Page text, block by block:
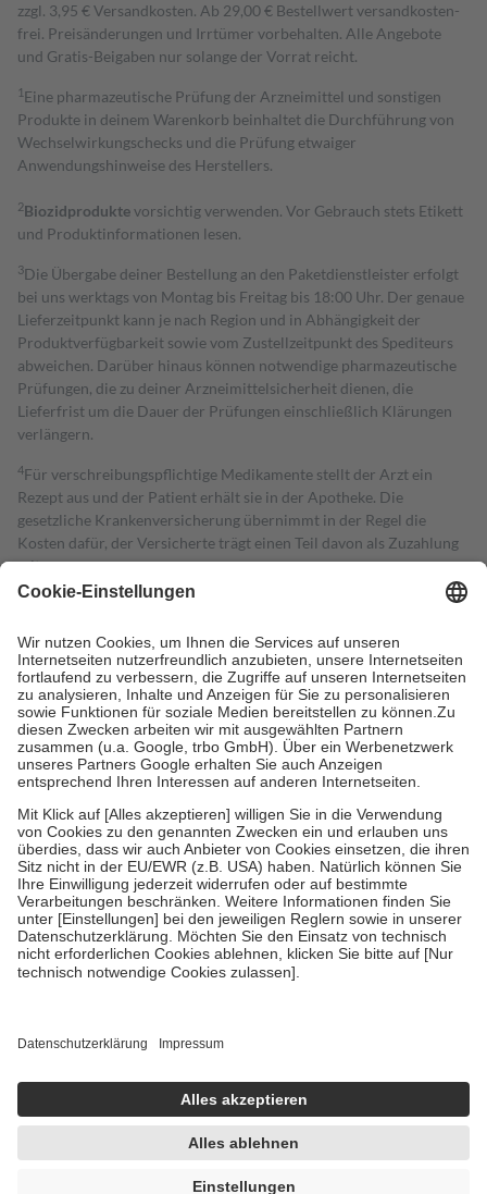
zzgl. 3,95 € Versandkosten. Ab 29,00 € Bestell­wert versand­kosten­
frei. Preisänderungen und Irrtümer vorbehalten. Alle Angebote
und Gratis-Beigaben nur solange der Vorrat reicht.
1 Eine pharmazeutische Prüfung der Arzneimittel und sonstigen
Produkte in deinem Warenkorb beinhaltet die Durchführung von
Wechselwirkungschecks und die Prüfung etwaiger
Anwendungshinweise des Herstellers.
2Biozidproduktevorsichtig verwenden. Vor Gebrauch stets Etikett
und Produktinformationen lesen.
3Die Übergabe deiner Bestellung an den Paketdienstleister erfolgt
bei uns werktags von Montag bis Freitag bis 18:00 Uhr. Der genaue
Lieferzeitpunkt kann je nach Region und in Abhängigkeit der
Produktverfügbarkeit sowie vom Zustellzeitpunkt des Spediteurs
abweichen. Darüber hinaus können notwendige pharmazeutische
Prüfungen, die zu deiner Arzneimittelsicherheit dienen, die
Lieferfrist um die Dauer der Prüfungen einschließlich Klärungen
verlängern.
4Für verschreibungspflichtige Medikamente stellt der Arzt ein
Rezept aus und der Patient erhält sie in der Apotheke. Die
gesetzliche Krankenversicherung übernimmt in der Regel die
Kosten dafür, der Versicherte trägt einen Teil davon als Zuzahlung
mit.
Grundsätzlich leisten Mitglieder Zuzahlungen in Höhe von zehn
höchstens zehn Euro.
Es sind jedoch nie mehr als die tatsächlichen
Kosten der Leistung zu entrichten.
Diese Regeln gelten grundsätzlich auch für Online-Apotheken.
Bei Heilmitteln und häuslicher Krankenpflege beträgt die
Zuzahlung zehn Prozent der Kosten sowie zehn Euro je
Verordnung.
Um das Engagement der Versicherten für ihre eigene Gesundheit zu
stärken und die besondere Stellung der Familie zu unterstützen,
fallenkeine Zuzahlungenan bei:
• Kindern und Jugendlichen bis zum vollendeten 18. Lebensjahr
mit Ausnahme der Fahrkosten
• Untersuchungen zur Vorsorge und Früherkennung, die von der
GKV getragen werden
• empfohlenen Schutzimpfungen
• Harn- und Blutteststreifen
getroffen, um sicherzustellen, dass es sich um echte Bewertungen
https://help.etrusted.com/hc/de/articles/4419944605341
Einige Bilder und Inhalte wurden unter Zuhilfenahme künstlicher